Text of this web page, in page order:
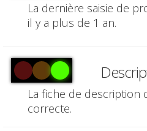
La dernière saisie de
il y a plus de 1 an.
La fiche de description
correcte.